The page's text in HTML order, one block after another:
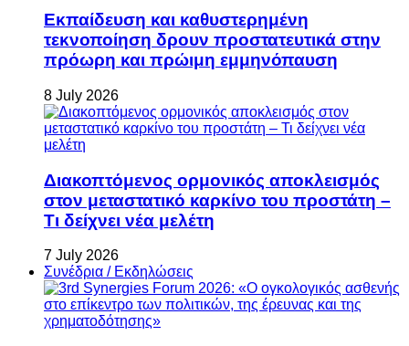
Εκπαίδευση και καθυστερημένη
τεκνοποίηση δρουν προστατευτικά στην
πρόωρη και πρώιμη εμμηνόπαυση
8 July 2026
Διακοπτόμενος ορμονικός αποκλεισμός
στον μεταστατικό καρκίνο του προστάτη –
Τι δείχνει νέα μελέτη
7 July 2026
Συνέδρια / Εκδηλώσεις